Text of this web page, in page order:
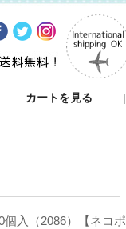
カートを見る
個入（2086）【ネコポ